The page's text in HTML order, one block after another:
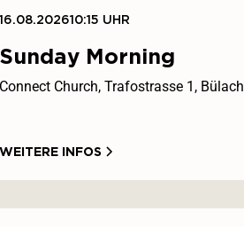
16.08.202610:15 UHR
Sunday Morning
Connect Church, Trafostrasse 1, Bülach
WEITERE INFOS